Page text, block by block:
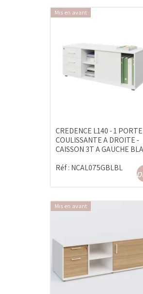
Mis en avant
CREDENCE L140 - 1 PORTE
COULISSANTE A DROITE -
CAISSON 3T A GAUCHE
Réf : NCAL075GBLBL
Mis en avant